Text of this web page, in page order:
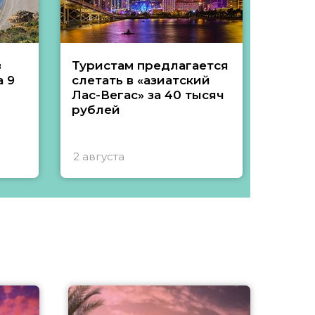
9
Туристам предлагается
слетать в «азиатский
Лас-Вегас» за 40 тысяч
рублей
2 августа